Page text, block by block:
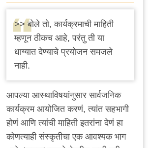
In
reply
to
परि
'न'वी
बाजू
>> बोले तो, कार्यक्रमाची माहिती
म्हणून ठीकच आहे, परंतु ती या
धाग्यात देण्याचे प्रयोजन समजले
नाही.
आपल्या आस्थाविषयांनुसार सार्वजनिक
कार्यक्रम आयोजित करणं, त्यांत सहभागी
होणं आणि त्यांची माहिती इतरांना देणं हा
कोणत्याही संस्कृतीचा एक आवश्यक भाग